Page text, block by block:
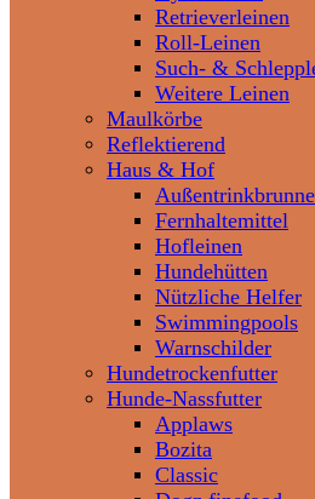
Retrieverleinen
Roll-Leinen
Such- &
Weitere Leinen
Maulkörbe
Reflektierend
Haus & Hof
Fernhaltemittel
Hofleinen
Hundehütten
Nützliche Helfer
Swimmingpools
Warnschilder
Hundetrockenfutter
Hunde-Nassfutter
Applaws
Bozita
Classic